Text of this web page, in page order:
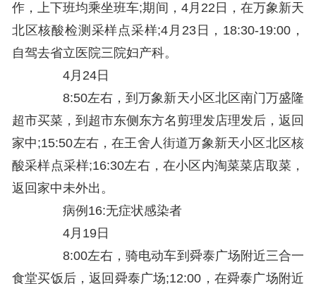
作，上下班均乘坐班车;期间，4月22日，在万象新天
北区核酸检测采样点采样;4月23日，18:30-19:00，
自驾去省立医院三院妇产科。
4月24日
8:50左右，到万象新天小区北区南门万盛隆
超市买菜，到超市东侧东方名剪理发店理发后，返回
家中;15:50左右，在王舍人街道万象新天小区北区核
酸采样点采样;16:30左右，在小区内淘菜菜店取菜，
返回家中未外出。
病例16:无症状感染者
4月19日
8:00左右，骑电动车到舜泰广场附近三合一
食堂买饭后，返回舜泰广场;12:00，在舜泰广场附近